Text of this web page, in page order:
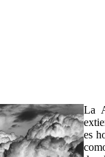
La
es